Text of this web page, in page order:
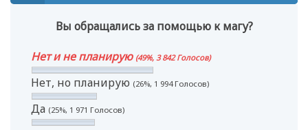
Вы обращались за помощью к магу?
Нет и не планирую (49%, 3 842 Голосов)
Нет, но планирую (26%, 1 994 Голосов)
Да (25%, 1 971 Голосов)